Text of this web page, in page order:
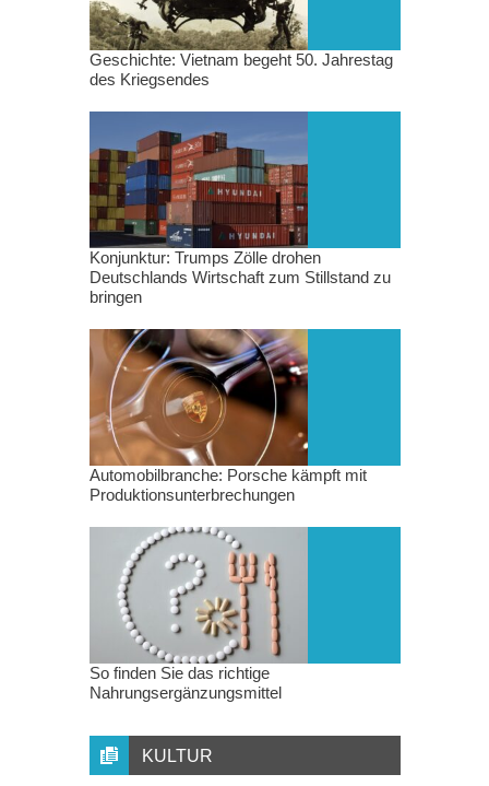
Geschichte: Vietnam begeht 50. Jahrestag
des Kriegsendes
Konjunktur: Trumps Zölle drohen
Deutschlands Wirtschaft zum Stillstand zu
bringen
Automobilbranche: Porsche kämpft mit
Produktionsunterbrechungen
So finden Sie das richtige
Nahrungsergänzungsmittel
KULTUR